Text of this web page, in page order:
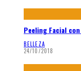
Peeling Facial
BELLEZA
24/10/2018